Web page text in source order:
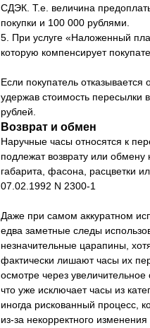
СДЭК. Т.е. величина
покупки и 100 000 рублями.
5. При услуге «Наложенный
которую компенсирует
Если покупатель отказывается
удержав стоимость пересылки
рублей.
Возврат и обмен
Наручные часы относятся к
подлежат возврату или
габарита, фасона, расцветки
07.02.1992 N 2300-1
Даже при самом аккуратном
едва заметные следы
незначительные царапины,
фактически лишают часы их
осмотре через увеличительное
что уже исключает часы из
иногда рискованный процесс,
из-за некорректного